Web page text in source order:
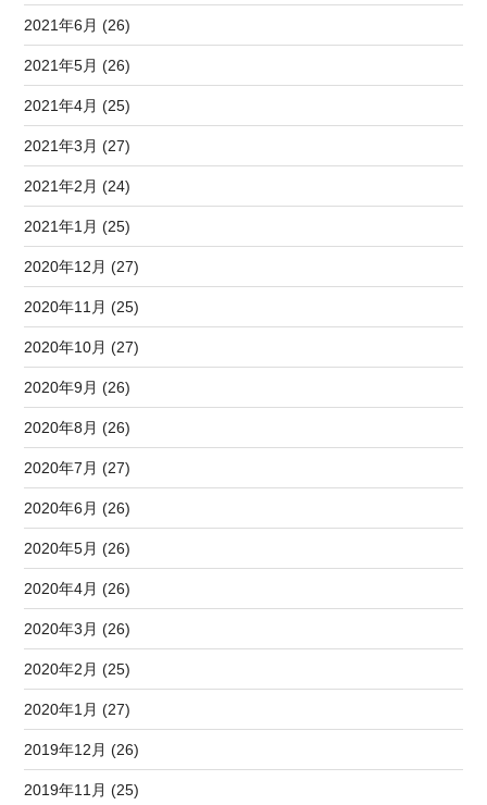
2021年6月 (26)
2021年5月 (26)
2021年4月 (25)
2021年3月 (27)
2021年2月 (24)
2021年1月 (25)
2020年12月 (27)
2020年11月 (25)
2020年10月 (27)
2020年9月 (26)
2020年8月 (26)
2020年7月 (27)
2020年6月 (26)
2020年5月 (26)
2020年4月 (26)
2020年3月 (26)
2020年2月 (25)
2020年1月 (27)
2019年12月 (26)
2019年11月 (25)